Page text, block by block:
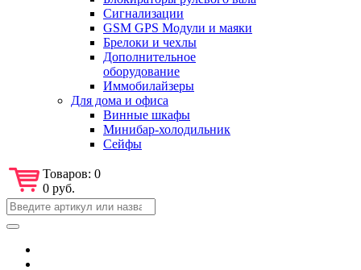
Сигнализации
GSM GPS Модули и маяки
Брелоки и чехлы
Дополнительное
оборудование
Иммобилайзеры
Для дома и офиса
Винные шкафы
Минибар-холодильник
Сейфы
Товаров: 0
0 руб.